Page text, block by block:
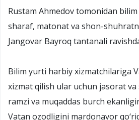
Rustam Ahmedov tomonidan
sharaf, matonat va shon-
Jangovar Bayroq tantanali
Bilim yurti harbiy xizmatchilariga
xizmat qilish ular uchun jasorat
ramzi va muqaddas burch
Vatan ozodligini mardonavor